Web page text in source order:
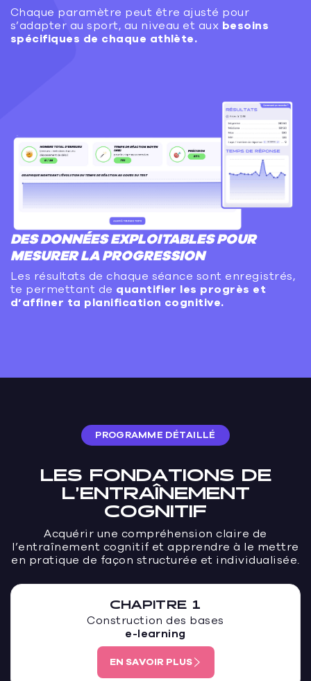
Chaque paramètre peut être ajusté pour
s’adapter au sport, au niveau et aux besoins
spécifiques de chaque athlète.
DES DONNÉES EXPLOITABLES POUR
MESURER LA PROGRESSION
Les résultats de chaque séance sont enregistrés,
te permettant de quantifier les progrès et
d’affiner ta planification cognitive.
PROGRAMME DÉTAILLÉ
LES FONDATIONS DE
L’ENTRAÎNEMENT
COGNITIF
Acquérir une compréhension claire de
l’entraînement cognitif et apprendre à le mettre
en pratique de façon structurée et individualisée.
CHAPITRE 1
Construction des bases
e-learning
EN SAVOIR PLUS